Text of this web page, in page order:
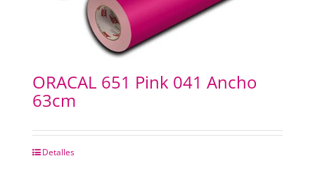
ORACAL 651 Pink 041 Ancho
63cm
Detalles